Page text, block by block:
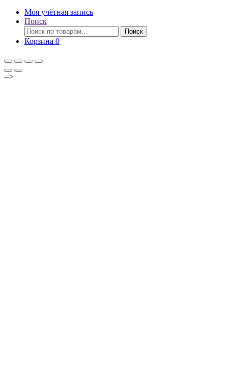
Моя учётная запись
Поиск
Искать:
Поиск
Корзина 0
-->